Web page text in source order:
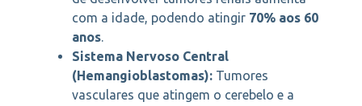
com a idade, podendo atingir 70% aos 60
anos.
Sistema Nervoso Central
(Hemangioblastomas): Tumores
vasculares que atingem o cerebelo e a